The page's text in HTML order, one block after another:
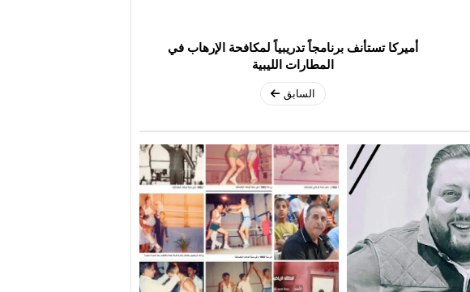
أميركا تستأنف برنامجاً تدريبياً لمكافحة الإرهاب في
المطارات الليبية
السابق